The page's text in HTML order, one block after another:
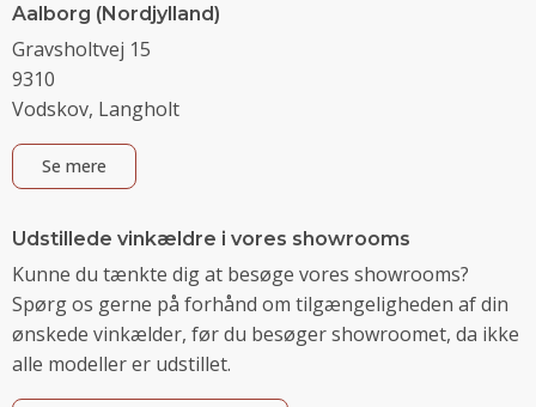
Aalborg (Nordjylland)
Gravsholtvej 15
9310
Vodskov, Langholt
Se mere
Udstillede vinkældre i vores showrooms
Kunne du tænkte dig at besøge vores showrooms?
Spørg os gerne på forhånd om tilgængeligheden af din
ønskede vinkælder, før du besøger showroomet, da ikke
alle modeller er udstillet.